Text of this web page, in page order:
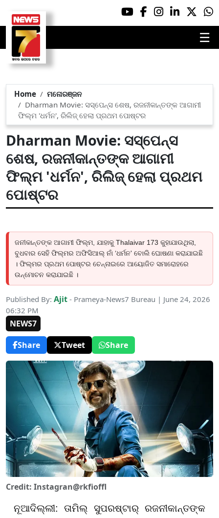
☰
Home
ମନୋରଞ୍ଜନ
Dharman Movie: ସସ୍‌ପେନ୍ସ ଶେଷ, ରଜନୀକାନ୍ତଙ୍କ ଆଗାମୀ
ଫିଲ୍ମ 'ଧର୍ମନ', ରିଲିଜ୍ ହେଲା ପ୍ରଥମ ପୋଷ୍ଟର
Dharman Movie: ସସ୍‌ପେନ୍ସ
ଶେଷ, ରଜନୀକାନ୍ତଙ୍କ ଆଗାମୀ
ଫିଲ୍ମ 'ଧର୍ମନ', ରିଲିଜ୍ ହେଲା ପ୍ରଥମ
ପୋଷ୍ଟର
ଜନୀକାନ୍ତଙ୍କ ଆଗାମୀ ଫିଲ୍ମ, ଯାହାକୁ Thalaivar 173 କୁହାଯାଉଥିଲା,
ବୁଧବାର ସେହି ଫିଲ୍ମର ଅଫିସିଆଲ୍ ନାଁ ‘ଧର୍ମନ' ବୋଲି ଘୋଷଣା କରାଯାଇଛି
। ଫିଲ୍ମର ପ୍ରଥମ ପୋଷ୍ଟର ଚେନ୍ନାଇରେ ଆୟୋଜିତ ସମାରୋହରେ
ଉନ୍ମୋଚନ କରାଯାଇଛି ।
Published By: Ajit - Prameya-News7 Bureau | June 24, 2026
06:32 PM
NEWS7
Share
Tweet Share
Credit: Instagran@rkfioffl
ନୂଆଦିଲ୍ଲୀ: ତାମିଲ୍ ସୁପରଷ୍ଟାର୍ ରଜନୀକାନ୍ତଙ୍କ